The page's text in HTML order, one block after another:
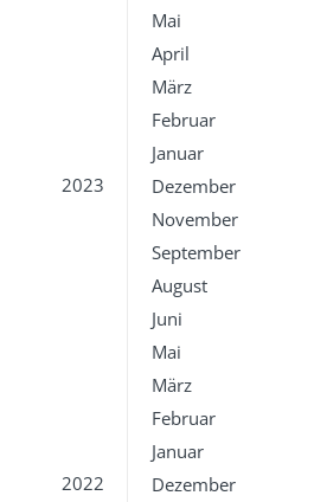
Mai
April
März
Februar
Januar
2023
Dezember
November
September
August
Juni
Mai
März
Februar
Januar
2022
Dezember